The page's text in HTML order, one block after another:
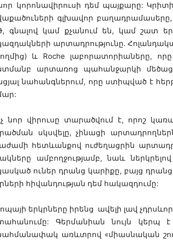
կորոնավիրուսի դեմ պայքարը:
գլխավոր բաղադրամասերը,
գնալով կամ քչանում են, կամ շատ
արտադրությունը. Հոլանդական
և Roche լաբորատորիաները,
արտառոց պահանջարկի
նահանգներում, որը ստիպված է
նոր վիրուսը տարածվում է, որոշ
սկսվելը, չինացի
հետևանքով ուժեղացրին
ամբողջությամբ, նաև
ուներ դրանց կարիքը, բայց
հիվանդության դեմ հակազդումը:
երկրները իրենց ավելի լավ
Գերմանիան նույն կերպ է
առևտրով «միասնական